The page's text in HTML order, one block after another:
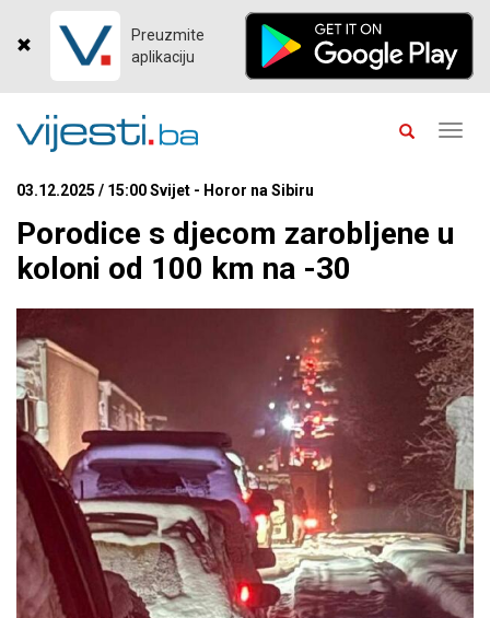
Preuzmite
aplikaciju
03.12.2025 / 15:00 Svijet - Horor na Sibiru
Porodice s djecom zarobljene u
koloni od 100 km na -30